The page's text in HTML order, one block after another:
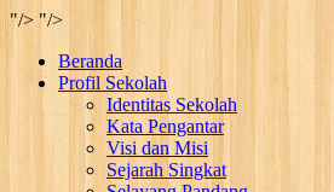
"/> "/>
Beranda
Profil Sekolah
Identitas Sekolah
Kata Pengantar
Visi dan Misi
Sejarah Singkat